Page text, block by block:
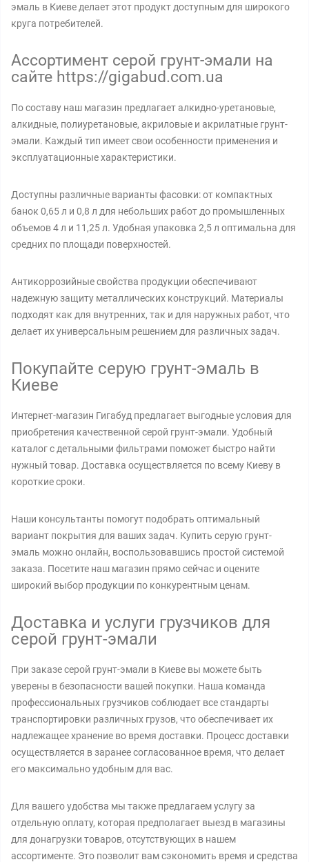
эмаль в Киеве делает этот продукт доступным для широкого
круга потребителей.
Ассортимент серой грунт-эмали на
сайте https://gigabud.com.ua
По составу наш магазин предлагает алкидно-уретановые,
алкидные, полиуретановые, акриловые и акрилатные грунт-
эмали. Каждый тип имеет свои особенности применения и
эксплуатационные характеристики.
Доступны различные варианты фасовки: от компактных
банок 0,65 л и 0,8 л для небольших работ до промышленных
объемов 4 л и 11,25 л. Удобная упаковка 2,5 л оптимальна для
средних по площади поверхностей.
Антикоррозийные свойства продукции обеспечивают
надежную защиту металлических конструкций. Материалы
подходят как для внутренних, так и для наружных работ, что
делает их универсальным решением для различных задач.
Покупайте серую грунт-эмаль в
Киеве
Интернет-магазин Гигабуд предлагает выгодные условия для
приобретения качественной серой грунт-эмали. Удобный
каталог с детальными фильтрами поможет быстро найти
нужный товар. Доставка осуществляется по всему Киеву в
короткие сроки.
Наши консультанты помогут подобрать оптимальный
вариант покрытия для ваших задач. Купить серую грунт-
эмаль можно онлайн, воспользовавшись простой системой
заказа. Посетите наш магазин прямо сейчас и оцените
широкий выбор продукции по конкурентным ценам.
Доставка и услуги грузчиков для
серой грунт-эмали
При заказе серой грунт-эмали в Киеве вы можете быть
уверены в безопасности вашей покупки. Наша команда
профессиональных грузчиков соблюдает все стандарты
транспортировки различных грузов, что обеспечивает их
надлежащее хранение во время доставки. Процесс доставки
осуществляется в заранее согласованное время, что делает
его максимально удобным для вас.
Для вашего удобства мы также предлагаем услугу за
отдельную оплату, которая предполагает выезд в магазины
для донагрузки товаров, отсутствующих в нашем
ассортименте. Это позволит вам сэкономить время и средства